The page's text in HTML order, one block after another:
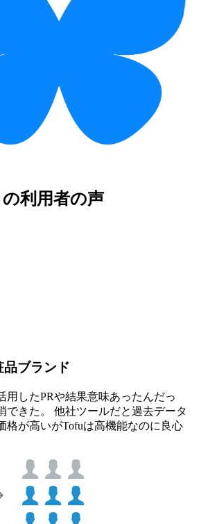
利用者の声
ブランド
用したPRや結果意味あったんだっ
できた。 他社ツールだと過去データ
格が高いがTofuは高機能なのに良心